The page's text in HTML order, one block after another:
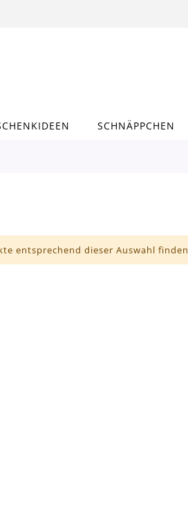
SCHNÄPPCHEN
entsprechend dieser Auswahl finden